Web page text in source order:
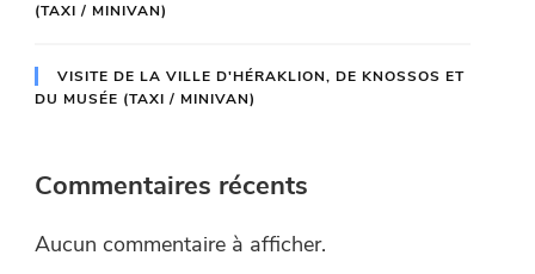
(TAXI / MINIVAN)
VISITE DE LA VILLE D'HÉRAKLION, DE KNOSSOS ET
DU MUSÉE (TAXI / MINIVAN)
Commentaires récents
Aucun commentaire à afficher.